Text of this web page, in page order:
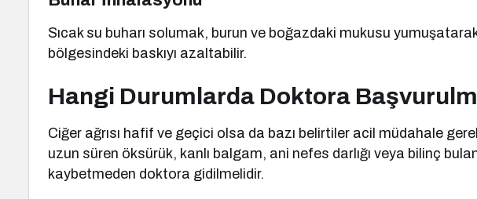
Sıcak su buharı solumak, burun ve boğazdaki mukusu
bölgesindeki baskıyı azaltabilir.
Hangi Durumlarda Doktora
Ciğer ağrısı hafif ve geçici olsa da bazı belirtiler acil müdahale
uzun süren öksürük, kanlı balgam, ani nefes darlığı veya bilinç
kaybetmeden doktora gidilmelidir.